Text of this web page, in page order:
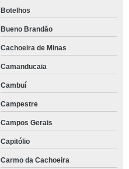
Botelhos
Bueno Brandão
Cachoeira de Minas
Camanducaia
Cambuí
Campestre
Campos Gerais
Capitólio
Carmo da Cachoeira